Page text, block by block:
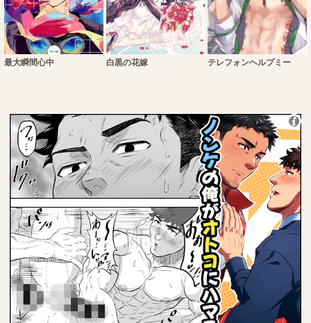
最大瞬間心中 白黒の花嫁 テレフォンヘルプミー